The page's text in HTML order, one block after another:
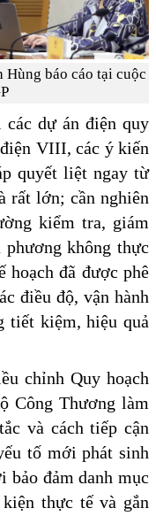
báo cáo tại cuộc
dự án điện quy
VIII, các ý kiến
quyết liệt ngay từ
rất lớn; cần nghiên
kiểm tra, giám
không thực
hoạch đã được phê
điều độ, vận hành
tiết kiệm, hiệu quả
chỉnh Quy hoạch
Công Thương làm
và cách tiếp cận
tố mới phát sinh
bảo đảm danh mục
thực tế và gắn